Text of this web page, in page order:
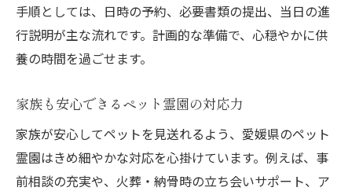
手順としては、日時の予約、必要書類の提出、当日の進
行説明が主な流れです。計画的な準備で、心穏やかに供
養の時間を過ごせます。
家族も安心できるペット霊園の対応力
家族が安心してペットを見送れるよう、愛媛県のペット
霊園はきめ細やかな対応を心掛けています。例えば、事
前相談の充実や、火葬・納骨時の立ち会いサポート、ア